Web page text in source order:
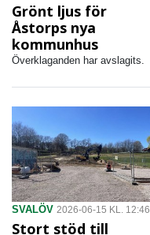
Grönt ljus för
Åstorps nya
kommunhus
Överklaganden har avslagits.
SVALÖV 2026-06-15 KL. 12:46
Stort stöd till